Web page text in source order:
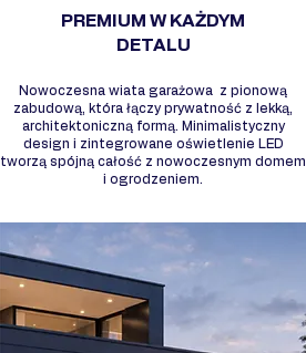
PREMIUM W KAŻDYM
DETALU
Nowoczesna wiata garażowa z pionową
zabudową, która łączy prywatność z lekką,
architektoniczną formą. Minimalistyczny
design i zintegrowane oświetlenie LED
tworzą spójną całość z nowoczesnym domem
i ogrodzeniem.